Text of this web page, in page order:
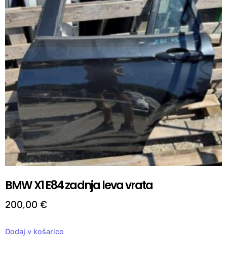
BMW X1 E84 zadnja leva vrata
200,00 €
Dodaj v košarico